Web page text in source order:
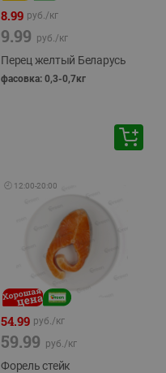
8.99 руб./кг
9.99 руб./кг
Перец желтый Беларусь
фасовка: 0,3-0,7кг
🕘 12:00-20:00
54.99 руб./кг
59.99 руб./кг
Форель стейк